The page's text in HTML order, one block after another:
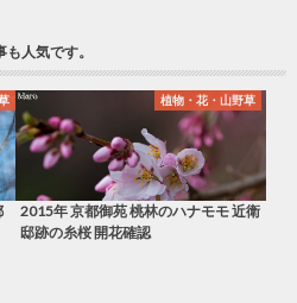
人気です。
植物・花・山野草
2015年 京都御苑 桃林のハナモモ 近衛
邸跡の糸桜 開花確認